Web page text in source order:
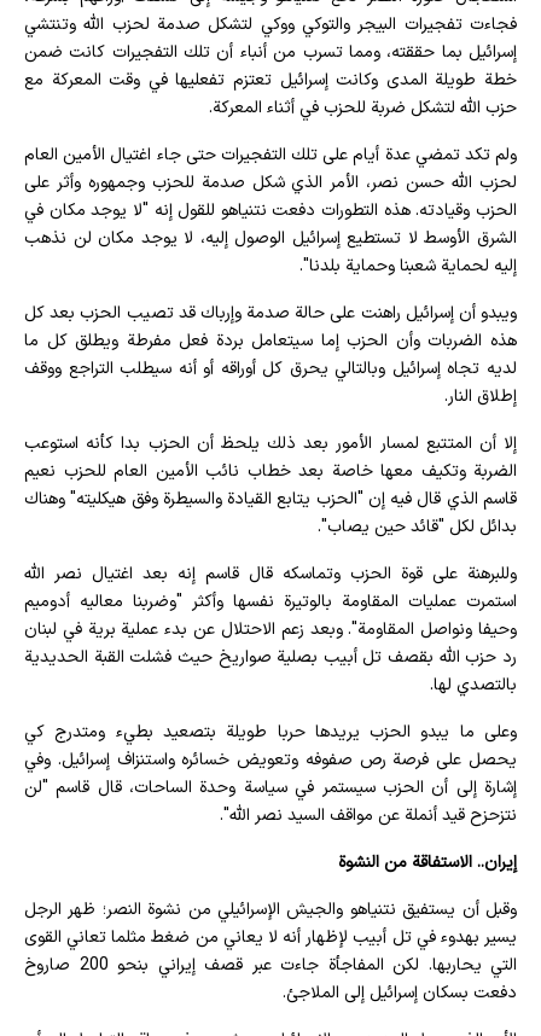
فجاءت تفجيرات البيجر والتوكي ووكي لتشكل صدمة لحزب الله وتنتشي
إسرائيل بما حققته، ومما تسرب من أنباء أن تلك التفجيرات كانت ضمن
خطة طويلة المدى وكانت إسرائيل تعتزم تفعليها في وقت المعركة مع
حزب الله لتشكل ضربة للحزب في أثناء المعركة.
ولم تكد تمضي عدة أيام على تلك التفجيرات حتى جاء اغتيال الأمين العام
لحزب الله حسن نصر، الأمر الذي شكل صدمة للحزب وجمهوره وأثر على
الحزب وقيادته. هذه التطورات دفعت نتنياهو للقول إنه "لا يوجد مكان في
الشرق الأوسط لا تستطيع إسرائيل الوصول إليه، لا يوجد مكان لن نذهب
إليه لحماية شعبنا وحماية بلدنا".
ويبدو أن إسرائيل راهنت على حالة صدمة وإرباك قد تصيب الحزب بعد كل
هذه الضربات وأن الحزب إما سيتعامل بردة فعل مفرطة ويطلق كل ما
لديه تجاه إسرائيل وبالتالي يحرق كل أوراقه أو أنه سيطلب التراجع ووقف
إطلاق النار.
إلا أن المتتبع لمسار الأمور بعد ذلك يلحظ أن الحزب بدا كأنه استوعب
الضربة وتكيف معها خاصة بعد خطاب نائب الأمين العام للحزب نعيم
قاسم الذي قال فيه إن "الحزب يتابع القيادة والسيطرة وفق هيكليته" وهناك
بدائل لكل "قائد حين يصاب".
وللبرهنة على قوة الحزب وتماسكه قال قاسم إنه بعد اغتيال نصر الله
استمرت عمليات المقاومة بالوتيرة نفسها وأكثر "وضربنا معاليه أدوميم
وحيفا ونواصل المقاومة". وبعد زعم الاحتلال عن بدء عملية برية في لبنان
رد حزب الله بقصف تل أبيب بصلية صواريخ حيث فشلت القبة الحديدية
بالتصدي لها.
وعلى ما يبدو الحزب يريدها حربا طويلة بتصعيد بطيء ومتدرج كي
يحصل على فرصة رص صفوفه وتعويض خسائره واستنزاف إسرائيل. وفي
إشارة إلى أن الحزب سيستمر في سياسة وحدة الساحات، قال قاسم "لن
نتزحزح قيد أنملة عن مواقف السيد نصر الله".
إيران.. الاستفاقة من النشوة
وقبل أن يستفيق نتنياهو والجيش الإسرائيلي من نشوة النصر؛ ظهر الرجل
يسير بهدوء في تل أبيب لإظهار أنه لا يعاني من ضغط مثلما تعاني القوى
التي يحاربها. لكن المفاجأة جاءت عبر قصف إيراني بنحو 200 صاروخ
دفعت بسكان إسرائيل إلى الملاجئ.